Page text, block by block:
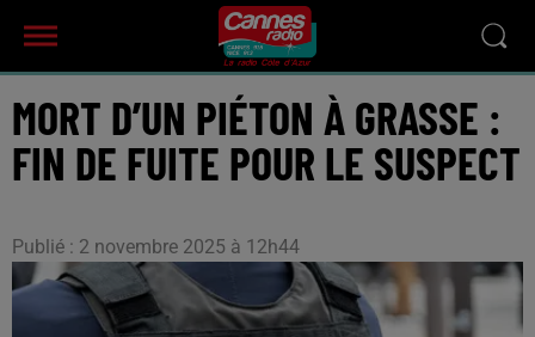
MORT D’UN PIÉTON À GRASSE :
FIN DE FUITE POUR LE SUSPECT
Publié : 2 novembre 2025 à 12h44